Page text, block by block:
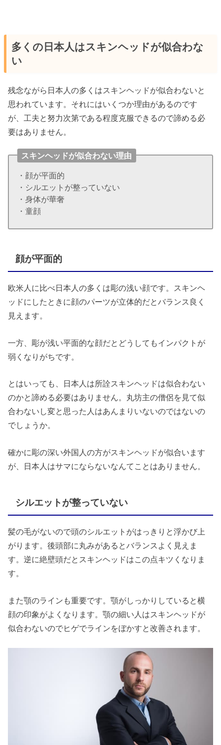
多くの日本人はスキンヘッドが似合わな
い
残念ながら日本人の多くはスキンヘッドが似合わないと
思われています。それにはいくつか理由があるのです
が、工夫と努力次第である程度克服できるので諦める必
要はありません。
スキンヘッドが似合わない理由
・顔が平面的
・シルエットが整っていない
・身体が華奢
・童顔
顔が平面的
欧米人に比べ日本人の多くは彫の浅い顔です。スキンヘ
ッドにしたときに顔のパーツが立体的だとバランス良く
見えます。
一方、彫が浅い平面的な顔だとどうしてもインパクトが
弱くなりがちです。
とはいっても、日本人は所詮スキンヘッドは似合わない
のかと諦める必要はありません。丸坊主の僧侶を見て似
合わないし変と思った人はあんまりいないのではないの
でしょうか。
確かに彫の深い外国人の方がスキンヘッドが似合います
が、日本人はサマにならないなんてことはありません。
シルエットが整っていない
髪の毛がないので頭のシルエットがはっきりと浮かび上
がります。後頭部に丸みがあるとバランスよく見えま
す。逆に絶壁頭だとスキンヘッドはこの点キツくなりま
す。
また顎のラインも重要です。顎がしっかりしていると横
顔の印象がよくなります。顎の細い人はスキンヘッドが
似合わないのでヒゲでラインをぼかすと改善されます。